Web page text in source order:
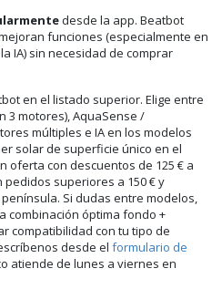
desde la app. Beatbot
funciones (especialmente en
IA) sin necesidad de comprar
en el listado superior. Elige entre
3 motores), AquaSense /
múltiples e IA en los modelos
solar de superficie único en el
oferta con descuentos de 125 € a
pedidos superiores a 150 € y
Si dudas entre modelos,
combinación óptima fondo +
compatibilidad con tu tipo de
desde el formulario de
atiende de lunes a viernes en